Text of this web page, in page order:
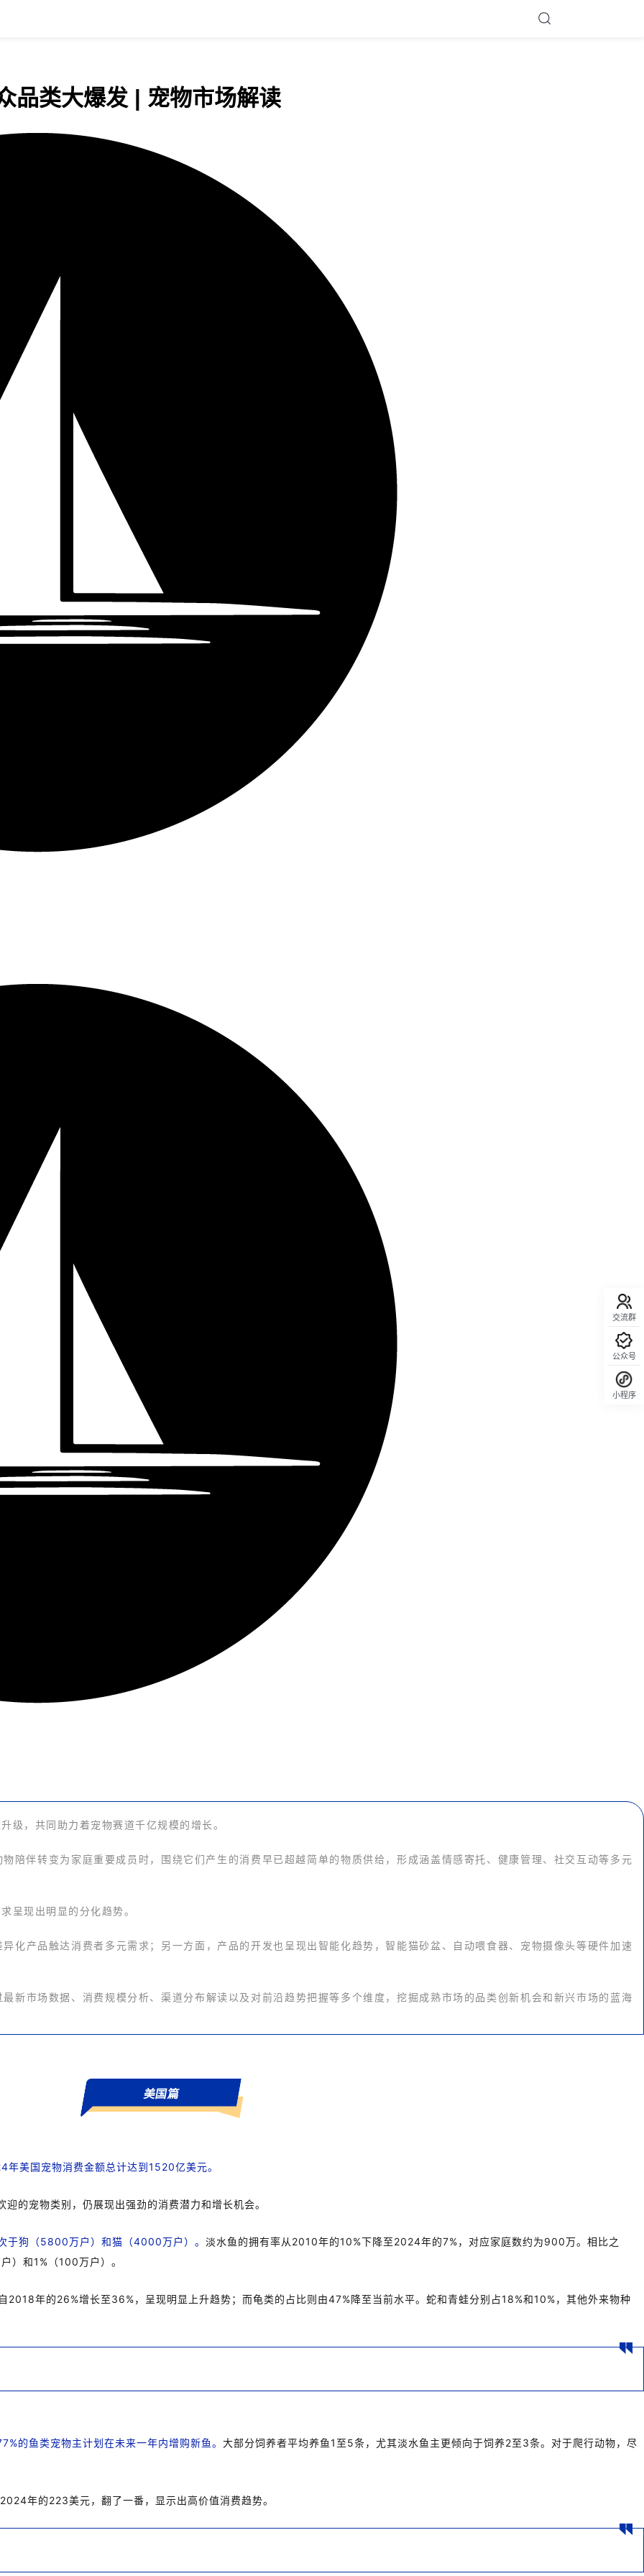
品类大爆发 | 宠物市场解读
级，共同助力着宠物赛道千亿规模的增长。
陪伴转变为家庭重要成员时，围绕它们产生的消费早已超越简单的物质供给，形成涵盖情感寄托、健康管理、社交互动等多元
呈现出明显的分化趋势。
化产品触达消费者多元需求；另一方面，产品的开发也呈现出智能化趋势，智能猫砂盆、自动喂食器、宠物摄像头等硬件加速
新市场数据、消费规模分析、渠道分布解读以及对前沿趋势把握等多个维度，挖掘成熟市场的品类创新机会和新兴市场的蓝海
美国篇
年美国宠物消费金额总计达到1520亿美元。
的宠物类别，仍展现出强劲的消费潜力和增长机会。
于狗（5800万户）和猫（4000万户）。 淡水鱼的拥有率从2010年的10%下降至2024年的7%，对应家庭数约为900万。相比之
）和1%（100万户）。
年的26%增长至36%，呈现明显上升趋势；而龟类的占比则由47%降至当前水平。蛇和青蛙分别占18%和10%，其他外来物种
的鱼类宠物主计划在未来一年内增购新鱼。 大部分饲养者平均养鱼1至5条，尤其淡水鱼主更倾向于饲养2至3条。对于爬行动物，尽
年的223美元，翻了一番，显示出高价值消费趋势。
交流群
公众号
小程序